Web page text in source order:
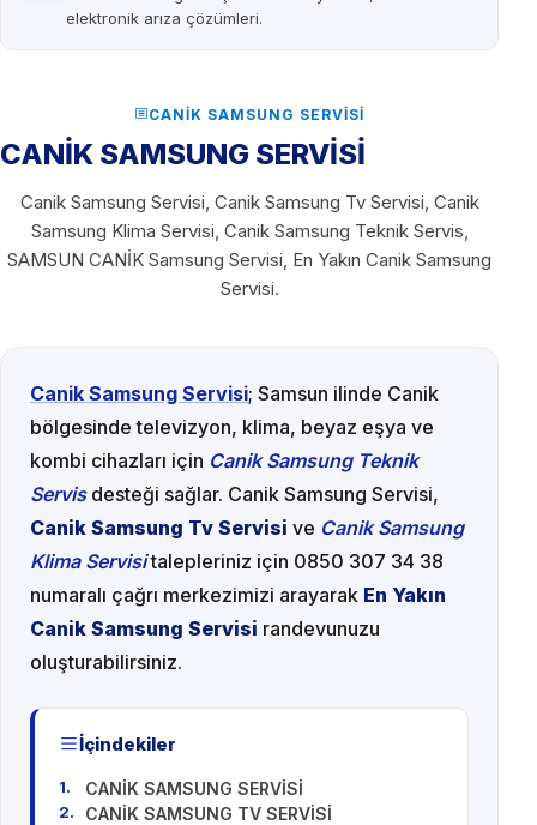
elektronik arıza çözümleri.
CANIK SAMSUNG SERVISI
CANİK SAMSUNG SERVİSİ
Canik Samsung Servisi, Canik Samsung Tv Servisi, Canik
Samsung Klima Servisi, Canik Samsung Teknik Servis,
SAMSUN CANİK Samsung Servisi, En Yakın Canik Samsung
Servisi.
Canik Samsung Servisi; Samsun ilinde Canik
bölgesinde televizyon, klima, beyaz eşya ve
kombi cihazları için Canik Samsung Teknik
Servisdesteği sağlar. Canik Samsung Servisi,
Canik Samsung Tv Servisi ve Canik Samsung
Klima Servisitalepleriniz için 0850 307 34 38
numaralı çağrı merkezimizi arayarak En Yakın
Canik Samsung Servisi randevunuzu
oluşturabilirsiniz.
İçindekiler
CANİK SAMSUNG SERVİSİ
CANİK SAMSUNG TV SERVİSİ